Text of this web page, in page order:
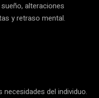
alteraciones
y retraso mental.
necesidades del individuo.